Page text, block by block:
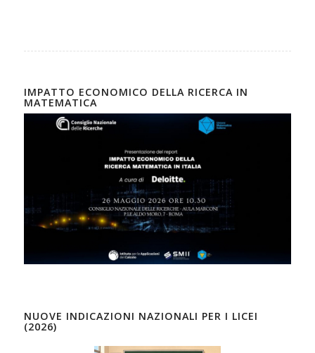
IMPATTO ECONOMICO DELLA RICERCA IN
MATEMATICA
NUOVE INDICAZIONI NAZIONALI PER I LICEI
(2026)